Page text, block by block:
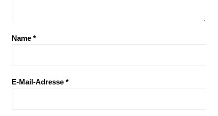
Name *
E-Mail-Adresse *